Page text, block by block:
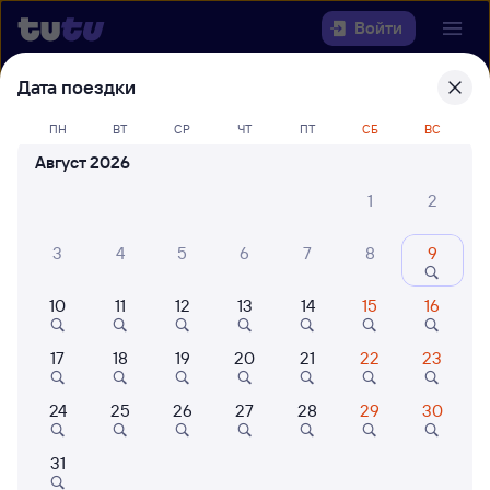
Войти
Выберите день, чтобы найти
билеты Сафоново — Ярославль-
Главный
Куда
Когда
Кто едет
Найти поезда
Дата поездки
ПН ВТ СР ЧТ ПТ СБ ВС
Август 2026
1
2
3 4 5 6 7 8 9
10 11 12 13 14 15 16
17 18 19 20 21 22 23
24 25 26 27 28 29 30
31